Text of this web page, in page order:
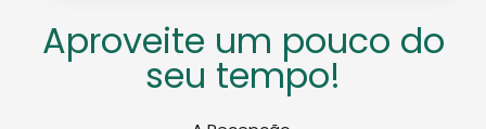
Aproveite um pouco do
seu tempo!